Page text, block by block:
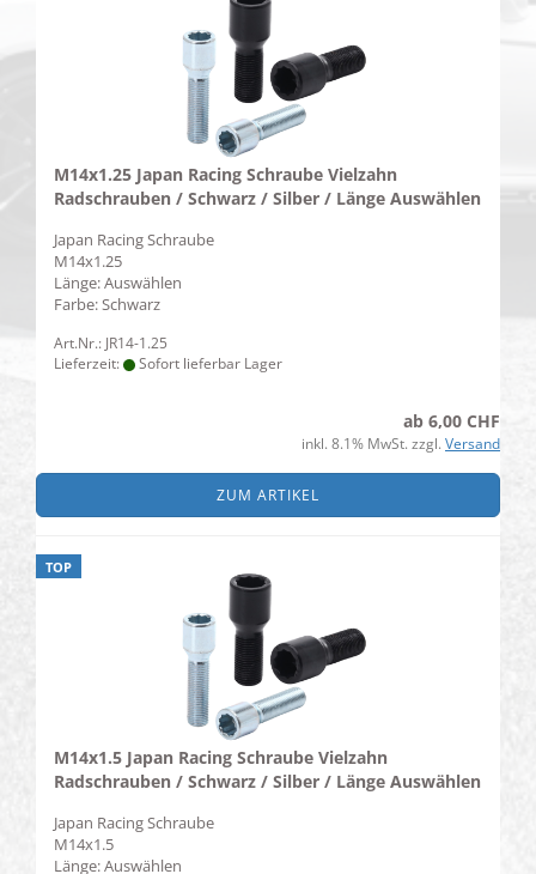
M14x1.25 Japan Racing Schraube Vielzahn
Radschrauben / Schwarz / Silber / Länge Auswählen
Japan Racing Schraube
M14x1.25
Länge: Auswählen
​Farbe: Schwarz
Art.Nr.: JR14-1.25
Lieferzeit:
Sofort lieferbar Lager
ab 6,00 CHF
inkl. 8.1% MwSt. zzgl. Versand
ZUM ARTIKEL
TOP
M14x1.5 Japan Racing Schraube Vielzahn
Radschrauben / Schwarz / Silber / Länge Auswählen
Japan Racing Schraube
M14x1.5
Länge: Auswählen